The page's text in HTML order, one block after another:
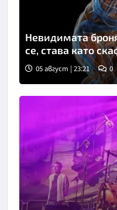
Невидимата
се, става като
05 август | 23:21 0